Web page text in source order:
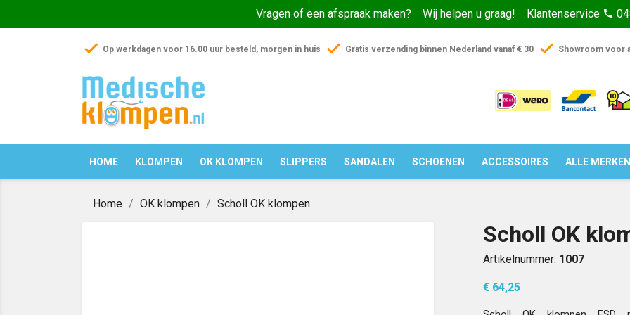
Vragen of een afspraak maken? Wij helpen u graag! Klantenservice phone
check Op werkdagen voor 16.00 uur besteld, morgen in huis check Gratis verzending binnen Nederland vanaf € 30 check Showroom voor
HOME KLOMPEN OK KLOMPEN SLIPPERS SANDALEN SCHOENEN ACCESSOIRES ALLE MERKEN
Home OK klompen Scholl OK klompen
Scholl OK
Artikelnummer: 1007
€ 64,25